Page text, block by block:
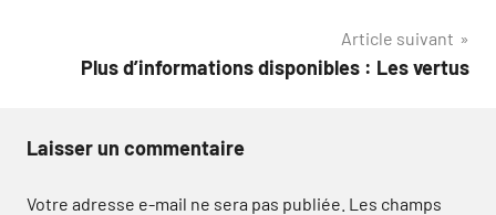
Article suivant
Plus d’informations disponibles : Les vertus
Laisser un commentaire
Votre adresse e-mail ne sera pas publiée. Les champs